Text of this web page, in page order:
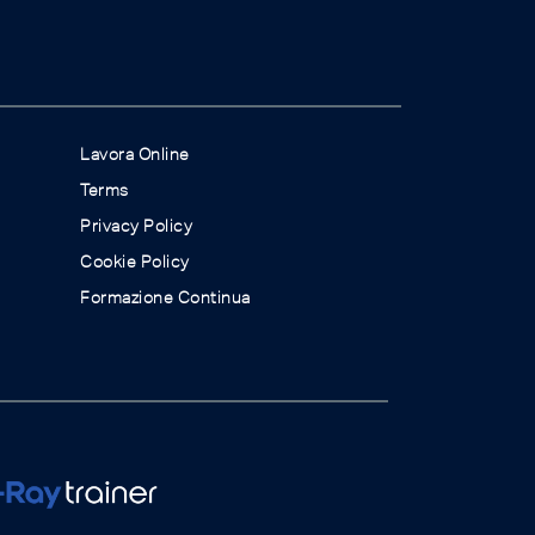
Lavora Online
Terms
Privacy Policy
Cookie Policy
Formazione Continua